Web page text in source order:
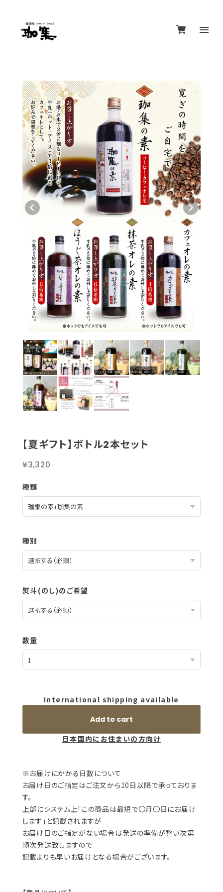
【夏ギフト】ボトル2本セット
¥3,320
種類
種別
熨斗(のし)のご希望
数量
International shipping available
Add to cart
日本国内にお住まいの方向け
※お届けにかかる日数について
お届け日のご指定はご注文から10日以降で承っておりま
す。
上部にシステム上「この商品は最短で〇月〇日にお届け
します」と記載されますが
お届け日のご指定がない場合は発送の準備が整い次第
順次発送致しますので
記載よりも早いお届けとなる場合がございます。